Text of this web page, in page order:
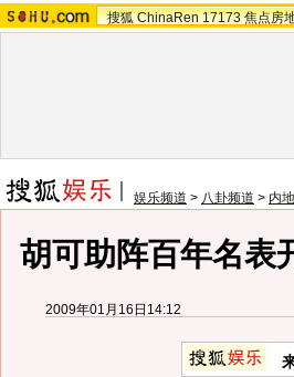
搜狐 ChinaRen 17173 焦点房
娱乐频道 > 八卦频道 > 内
胡可助阵百年名表
2009年01月16日14:12